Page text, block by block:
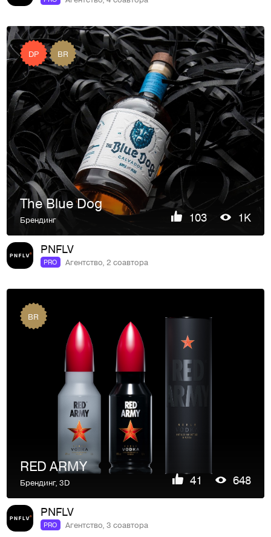
DP BR
The Blue Dog
Брендинг 103 1K
PNFLV
PRO Агентство, 2 соавтора
BR
RED ARMY
Брендинг,3D 41 648
PNFLV
PRO Агентство, 3 соавтора